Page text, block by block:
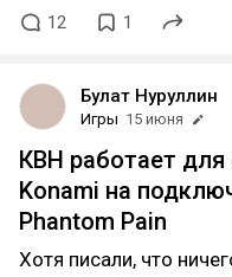
12 1
Булат Нуруллин
Игры 15 июня
КВН работает для
Konami на
Phantom Pain
Хотя писали, что